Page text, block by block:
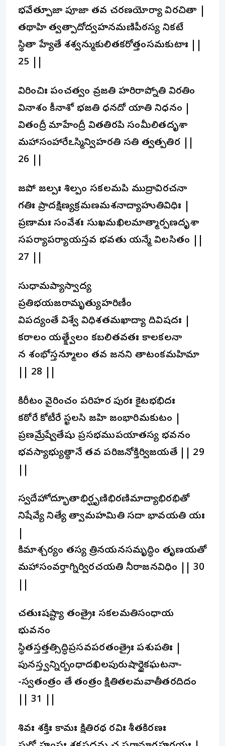
భవేత్పూజా పూజా తవ చరణయోర్యా విరచితా |
తథాహి త్వత్పాదోద్వహనమణిపీఠస్య నికటే
స్థితా హ్యేతే శశ్వన్ముకులితకరోత్తంసమకుటాః ||
25 ||
విరించిః పంచత్వం వ్రజతి హరిరాప్నోతి విరతిం
వినాశం కీనాశో భజతి ధనదో యాతి నిధనం |
వితంద్రీ మాహేంద్రీ వితతిరపి సంమీలితదృశా
మహాసంహారేఽస్మిన్విహరతి సతి త్వత్పతిరసౌ ||
26 ||
జపో జల్పః శిల్పం సకలమపి ముద్రావిరచనా
గతిః ప్రాదక్షిణ్యక్రమణమశనాద్యాహుతివిధిః |
ప్రణామః సంవేశః సుఖమఖిలమాత్మార్పణదృశా
సపర్యాపర్యాయస్తవ భవతు యన్మే విలసితం ||
27 ||
సుధామప్యాస్వాద్య
ప్రతిభయజరామృత్యుహరిణీం
విపద్యంతే విశ్వే విధిశతమఖాద్యా దివిషదః |
కరాలం యత్క్ష్వేలం కబలితవతః కాలకలనా
న శంభోస్తన్మూలం తవ జనని తాటంకమహిమా
|| 28 ||
కిరీటం వైరించం పరిహర పురః కైటభభిదః
కఠోరే కోటీరే స్ఖలసి జహి జంభారిమకుటం |
ప్రణమ్రేష్వేతేషు ప్రసభముపయాతస్య భవనం
భవస్యాభ్యుత్థానే తవ పరిజనోక్తిర్విజయతే || 29
స్వదేహోద్భూతాభిర్ఘృణిభిరణిమాద్యాభిరభితో
నిషేవ్యే నిత్యే త్వామహమితి సదా భావయతి యః
కిమాశ్చర్యం తస్య త్రినయనసమృద్ధిం తృణయతో
మహాసంవర్తాగ్నిర్విరచయతి నీరాజనవిధిం || 30
చతుఃషష్ట్యా తంత్రైః సకలమతిసంధాయ
భువనం
స్థితస్తత్తత్సిద్ధిప్రసవపరతంత్రైః పశుపతిః |
పునస్త్వన్నిర్బంధాదఖిలపురుషార్థైకఘటనా-
-స్వతంత్రం తే తంత్రం క్షితితలమవాతీతరదిదం
|| 31 ||
శివః శక్తిః కామః క్షితిరథ రవిః శీతకిరణః